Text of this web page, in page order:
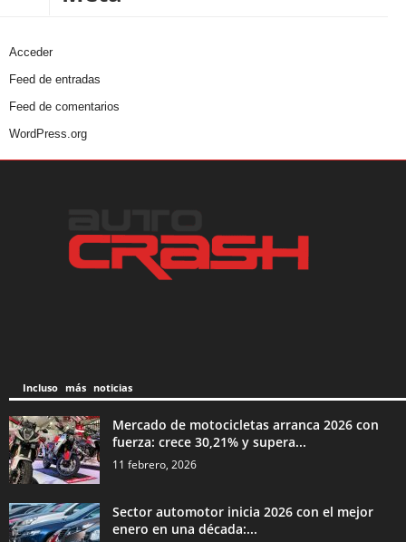
Acceder
Feed de entradas
Feed de comentarios
WordPress.org
Incluso más noticias
Mercado de motocicletas arranca 2026 con
fuerza: crece 30,21% y supera...
11 febrero, 2026
Sector automotor inicia 2026 con el mejor
enero en una década:...